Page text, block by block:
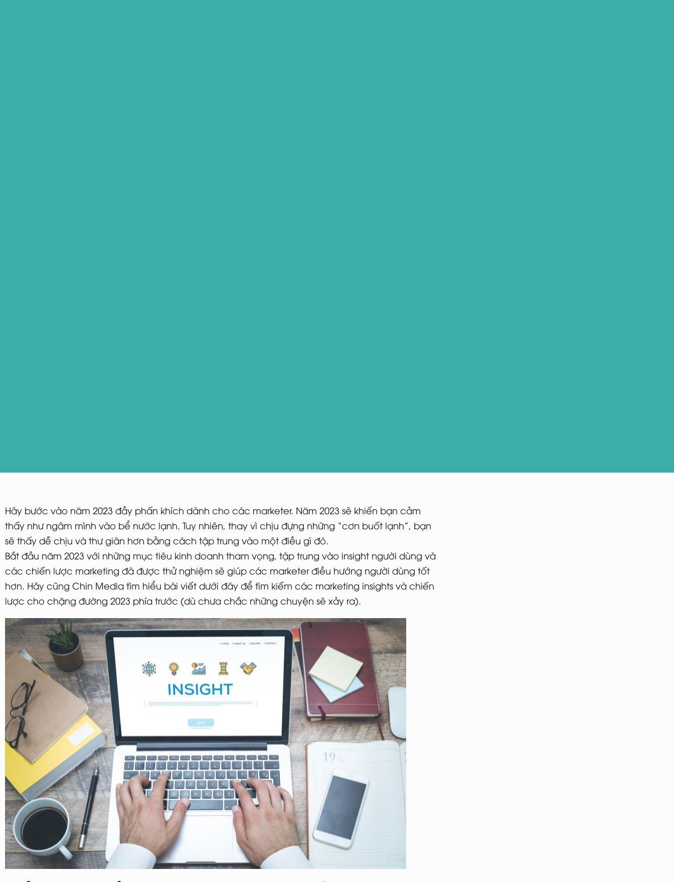
Hãy bước vào năm 2023 đầy phấn khích dành cho các marketer. Năm 2023 sẽ khiến bạn cảm
thấy như ngâm mình vào bể nước lạnh. Tuy nhiên, thay vì chịu đựng những “cơn buốt lạnh”, bạn
sẽ thấy dễ chịu và thư giãn hơn bằng cách tập trung vào một điều gì đó.
Bắt đầu năm 2023 với những mục tiêu kinh doanh tham vọng, tập trung vào insight người dùng và
các chiến lược marketing đã được thử nghiệm sẽ giúp các marketer điều hướng người dùng tốt
hơn. Hãy cũng Chin Media tìm hiểu bài viết dưới đây để tìm kiếm các marketing insights và chiến
lược cho chặng đường 2023 phía trước (dù chưa chắc những chuyện sẽ xảy ra).